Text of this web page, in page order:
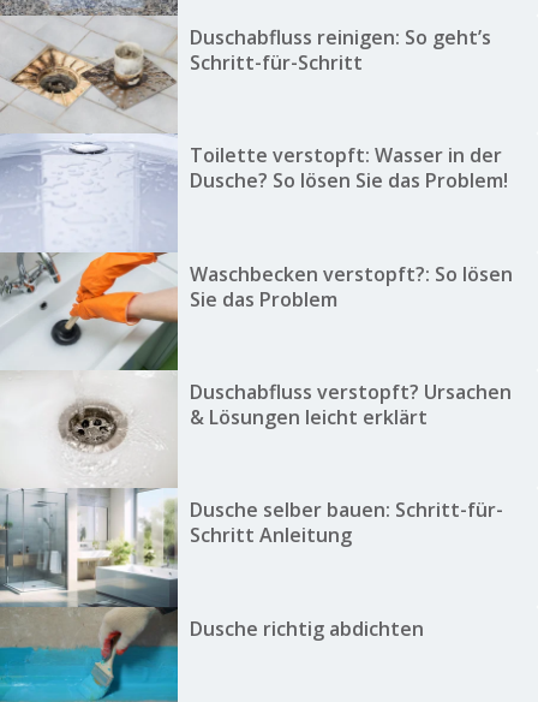
Duschabfluss reinigen: So geht’s
Schritt-für-Schritt
Toilette verstopft: Wasser in der
Dusche? So lösen Sie das Problem!
Waschbecken verstopft?: So lösen
Sie das Problem
Duschabfluss verstopft? Ursachen
& Lösungen leicht erklärt
Dusche selber bauen: Schritt-für-
Schritt Anleitung
Dusche richtig abdichten